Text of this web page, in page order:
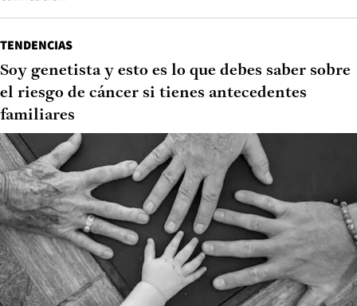
TENDENCIAS
Soy genetista y esto es lo que debes saber sobre
el riesgo de cáncer si tienes antecedentes
familiares